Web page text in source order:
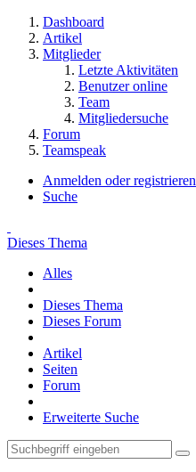
Dashboard
Artikel
Mitglieder
Letzte Aktivitäten
Benutzer online
Team
Mitgliedersuche
Forum
Teamspeak
Anmelden oder registrieren
Suche
Dieses Thema
Alles
Dieses Thema
Dieses Forum
Artikel
Seiten
Forum
Erweiterte Suche